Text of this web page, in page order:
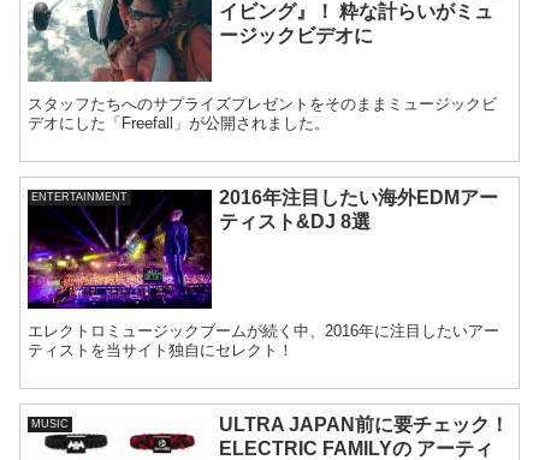
イビング』！ 粋な計らいがミュ
ージックビデオに
スタッフたちへのサプライズプレゼントをそのままミュージックビ
デオにした「Freefall」が公開されました。
ENTERTAINMENT
2016年注目したい海外EDMアー
ティスト&DJ 8選
エレクトロミュージックブームが続く中、2016年に注目したいアー
ティストを当サイト独自にセレクト！
MUSIC
ULTRA JAPAN前に要チェック！
ELECTRIC FAMILYの アーティ